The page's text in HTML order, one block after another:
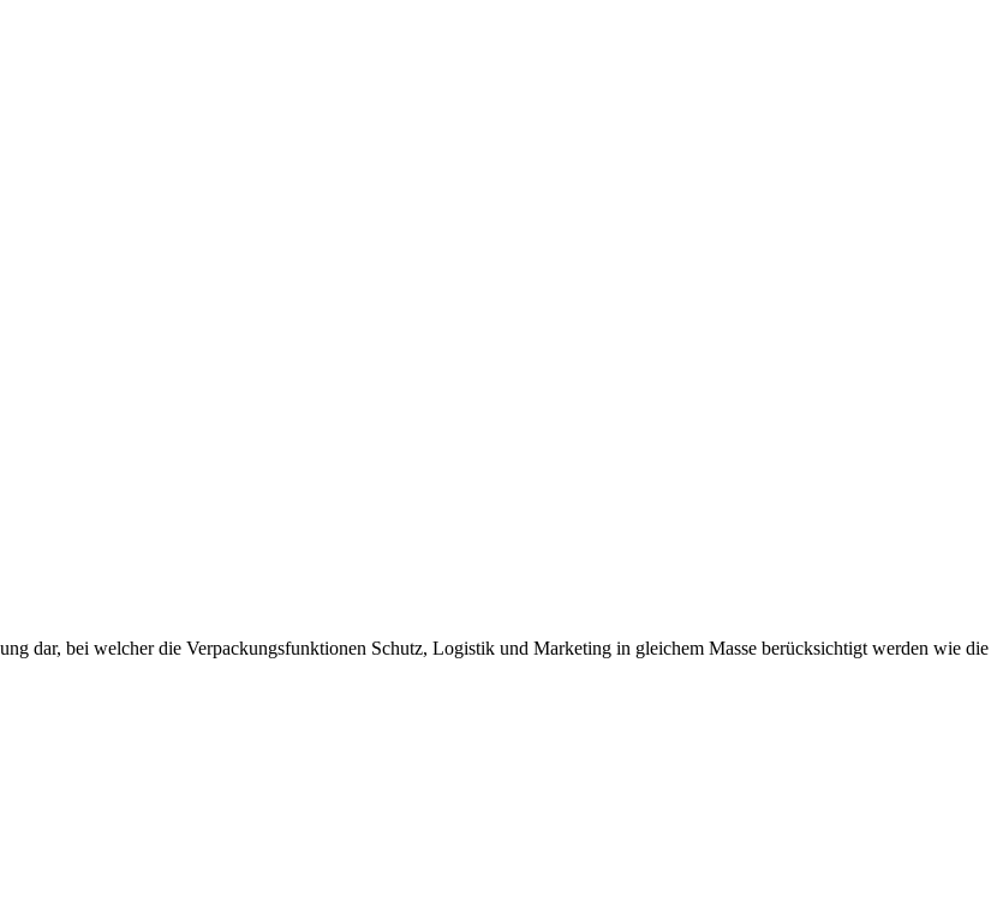
dar, bei welcher die Verpackungsfunktionen Schutz, Logistik und Marketing in gleichem Masse berücksichtigt werden wie die